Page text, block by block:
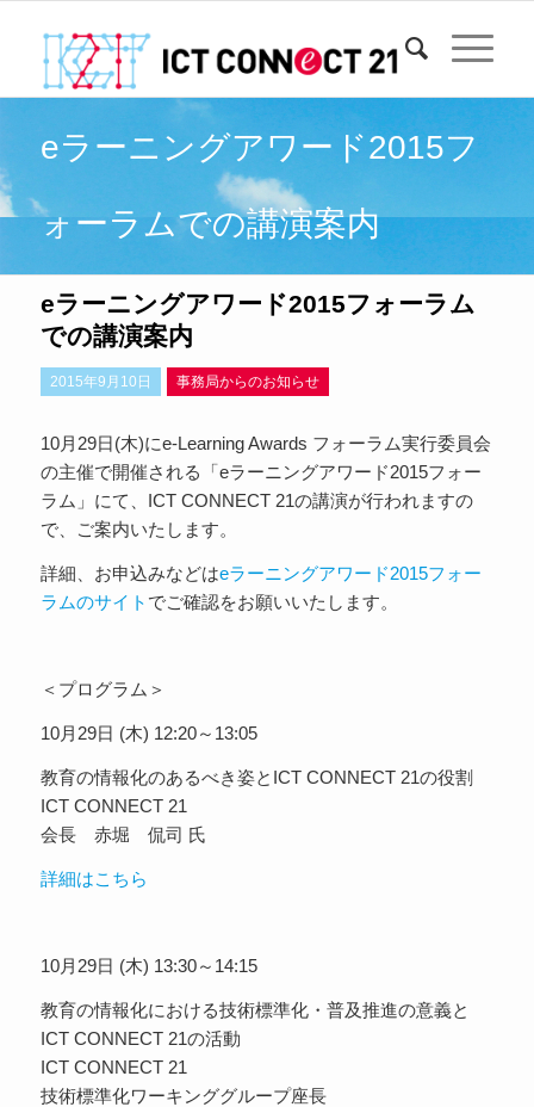
eラーニングアワード2015フ
ォーラムでの講演案内
eラーニングアワード2015フォーラム
での講演案内
2015年9月10日 事務局からのお知らせ
10月29日(木)にe-Learning Awards フォーラム実行委員会
の主催で開催される「eラーニングアワード2015フォー
ラム」にて、ICT CONNECT 21の講演が行われますの
で、ご案内いたします。
詳細、お申込みなどはeラーニングアワード2015フォー
ラムのサイト でご確認をお願いいたします。
＜プログラム＞
10月29日 (木) 12:20～13:05
教育の情報化のあるべき姿とICT CONNECT 21の役割
ICT CONNECT 21
会長 赤堀 侃司 氏
詳細はこちら
10月29日 (木) 13:30～14:15
教育の情報化における技術標準化・普及推進の意義と
ICT CONNECT 21の活動
ICT CONNECT 21
技術標準化ワーキンググループ座長